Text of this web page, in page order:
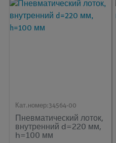
Кат.номер:34564-00
Пневматический лоток,
внутренний d=220 мм,
h=100 мм